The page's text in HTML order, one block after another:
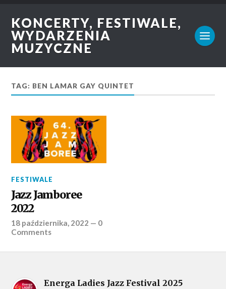
KONCERTY, FESTIWALE,
WYDARZENIA
MUZYCZNE
TAG: BEN LAMAR GAY QUINTET
FESTIWALE
Jazz Jamboree
2022
18 października, 2022 — 0
Comments
Energa Ladies Jazz Festival 2025